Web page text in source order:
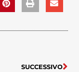
SUCCESSIVO